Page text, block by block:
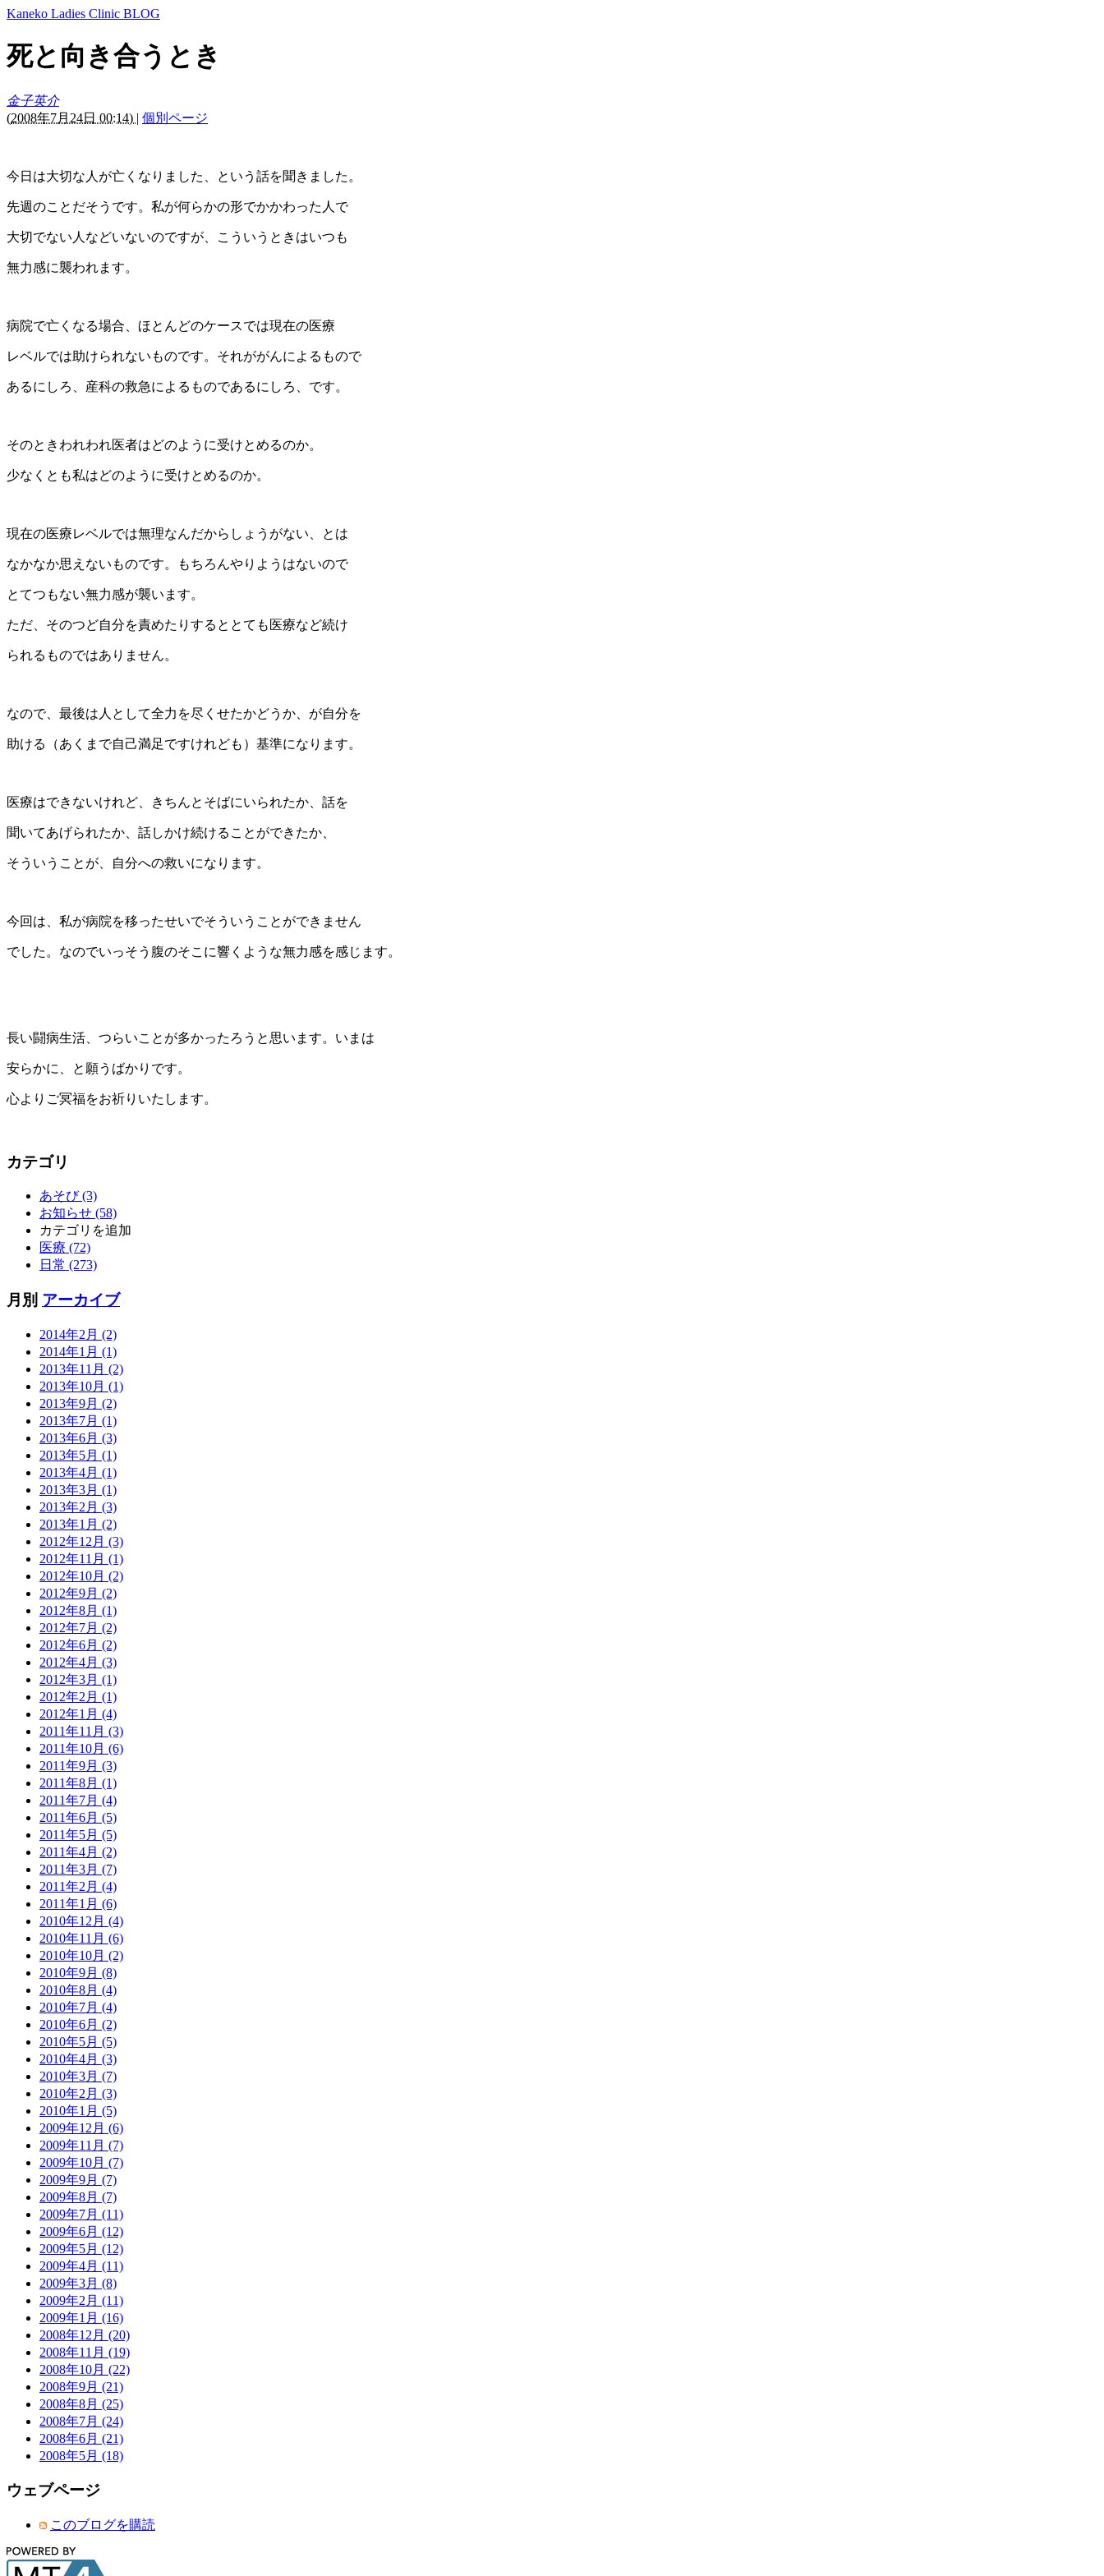
Kaneko Ladies Clinic BLOG
死と向き合うとき
金子英介
(2008年7月24日 00:14) | 個別ページ
今日は大切な人が亡くなりました、という話を聞きました。
先週のことだそうです。私が何らかの形でかかわった人で
大切でない人などいないのですが、こういうときはいつも
無力感に襲われます。
病院で亡くなる場合、ほとんどのケースでは現在の医療
レベルでは助けられないものです。それががんによるもので
あるにしろ、産科の救急によるものであるにしろ、です。
そのときわれわれ医者はどのように受けとめるのか。
少なくとも私はどのように受けとめるのか。
現在の医療レベルでは無理なんだからしょうがない、とは
なかなか思えないものです。もちろんやりようはないので
とてつもない無力感が襲います。
ただ、そのつど自分を責めたりするととても医療など続け
られるものではありません。
なので、最後は人として全力を尽くせたかどうか、が自分を
助ける（あくまで自己満足ですけれども）基準になります。
医療はできないけれど、きちんとそばにいられたか、話を
聞いてあげられたか、話しかけ続けることができたか、
そういうことが、自分への救いになります。
今回は、私が病院を移ったせいでそういうことができません
でした。なのでいっそう腹のそこに響くような無力感を感じます。
長い闘病生活、つらいことが多かったろうと思います。いまは
安らかに、と願うばかりです。
心よりご冥福をお祈りいたします。
カテゴリ
あそび (3)
お知らせ (58)
カテゴリを追加
医療 (72)
日常 (273)
月別 アーカイブ
2014年2月 (2)
2014年1月 (1)
2013年11月 (2)
2013年10月 (1)
2013年9月 (2)
2013年7月 (1)
2013年6月 (3)
2013年5月 (1)
2013年4月 (1)
2013年3月 (1)
2013年2月 (3)
2013年1月 (2)
2012年12月 (3)
2012年11月 (1)
2012年10月 (2)
2012年9月 (2)
2012年8月 (1)
2012年7月 (2)
2012年6月 (2)
2012年4月 (3)
2012年3月 (1)
2012年2月 (1)
2012年1月 (4)
2011年11月 (3)
2011年10月 (6)
2011年9月 (3)
2011年8月 (1)
2011年7月 (4)
2011年6月 (5)
2011年5月 (5)
2011年4月 (2)
2011年3月 (7)
2011年2月 (4)
2011年1月 (6)
2010年12月 (4)
2010年11月 (6)
2010年10月 (2)
2010年9月 (8)
2010年8月 (4)
2010年7月 (4)
2010年6月 (2)
2010年5月 (5)
2010年4月 (3)
2010年3月 (7)
2010年2月 (3)
2010年1月 (5)
2009年12月 (6)
2009年11月 (7)
2009年10月 (7)
2009年9月 (7)
2009年8月 (7)
2009年7月 (11)
2009年6月 (12)
2009年5月 (12)
2009年4月 (11)
2009年3月 (8)
2009年2月 (11)
2009年1月 (16)
2008年12月 (20)
2008年11月 (19)
2008年10月 (22)
2008年9月 (21)
2008年8月 (25)
2008年7月 (24)
2008年6月 (21)
2008年5月 (18)
ウェブページ
このブログを購読